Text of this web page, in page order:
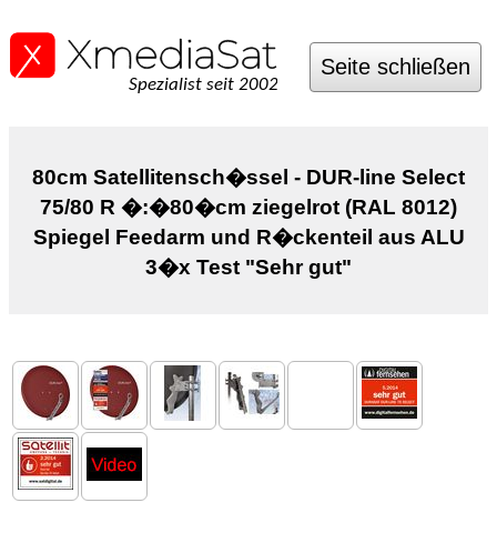
Spezialist seit 2002
Seite schließen
80cm Satellitensch�ssel - DUR-line Select
75/80 R �:�80�cm ziegelrot (RAL 8012)
Spiegel Feedarm und R�ckenteil aus ALU
3�x Test "Sehr gut"